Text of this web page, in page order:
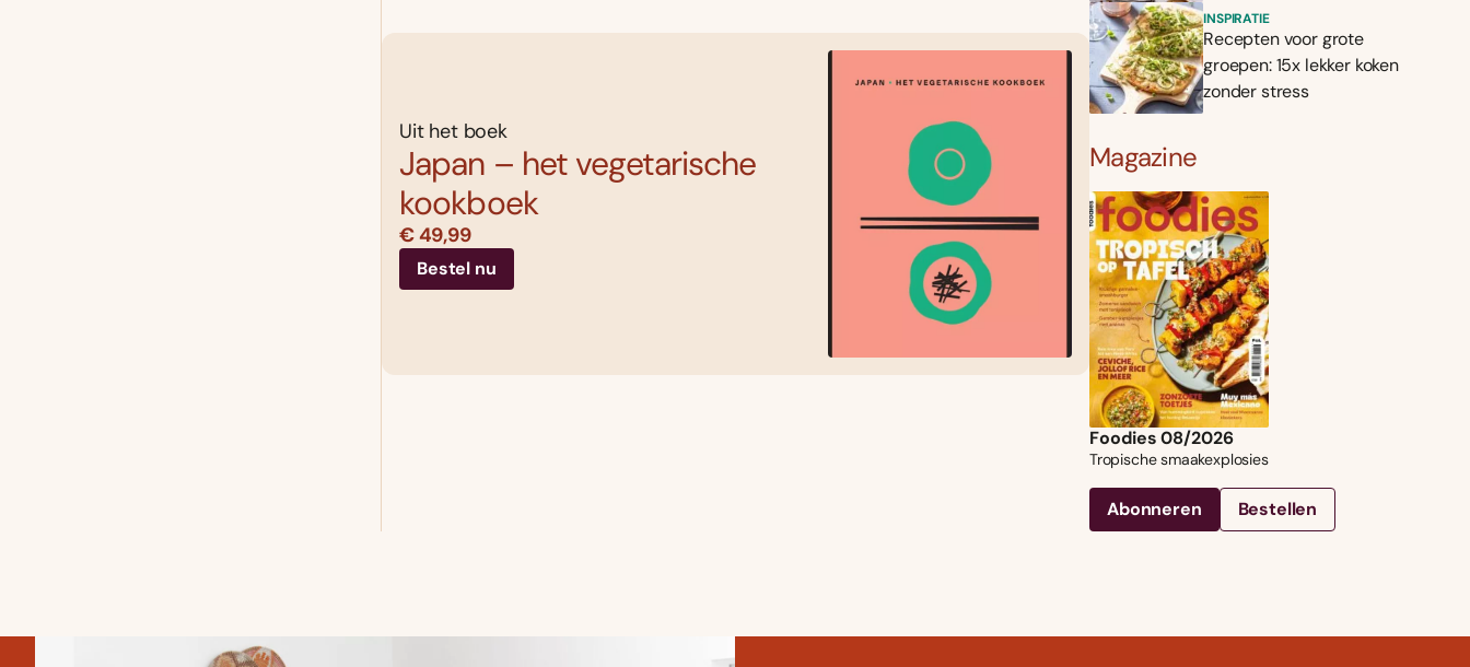
Uit het boek
Japan – het vegetarische
kookboek
€ 49,99
Bestel nu
INSPIRATIE
Recepten voor grote
groepen: 15x lekker koken
zonder stress
Magazine
Foodies 08/2026
Tropische smaakexplosies
Abonneren Bestellen